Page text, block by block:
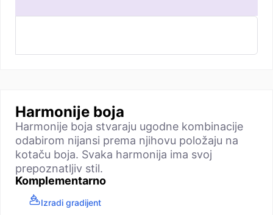
Harmonije boja
Harmonije boja stvaraju ugodne kombinacije
odabirom nijansi prema njihovu položaju na
kotaču boja. Svaka harmonija ima svoj
prepoznatljiv stil.
Komplementarno
Izradi gradijent